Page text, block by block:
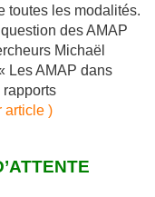
toutes les modalités.
des AMAP
Michaël
Les AMAP dans
rapports
article )